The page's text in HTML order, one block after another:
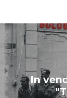
In